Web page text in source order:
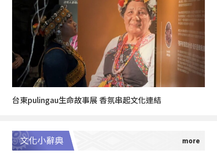
台東pulingau生命故事展 香氛串起文化連結
文化小辭典